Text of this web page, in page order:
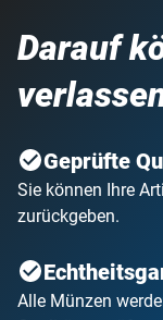
Darauf
Geprüfte
Sie können Ihre
zurückgeben.
Alle Münzen